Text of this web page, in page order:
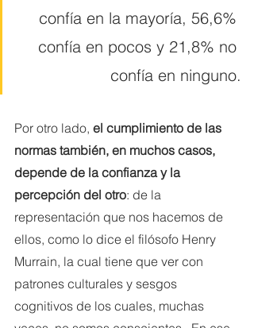
confía en la mayoría, 56,6%
confía en pocos y 21,8% no
confía en ninguno.
Por otro lado, el cumplimiento de las
normas también, en muchos casos,
depende de la confianza y la
percepción del otro: de la
representación que nos hacemos de
ellos, como lo dice el filósofo Henry
Murrain, la cual tiene que ver con
patrones culturales y sesgos
cognitivos de los cuales, muchas